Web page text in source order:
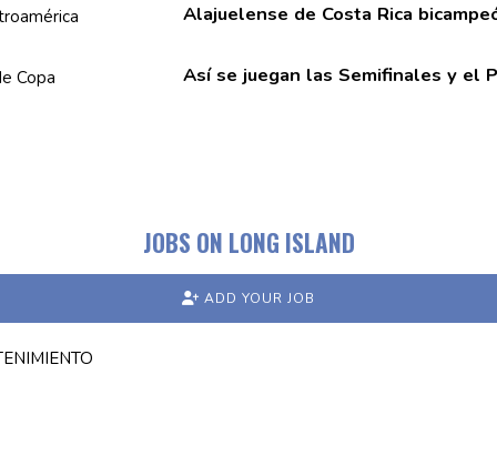
Alajuelense de Costa Rica
Así se juegan las Semifinales y el
JOBS ON LONG ISLAND
ADD YOUR JOB